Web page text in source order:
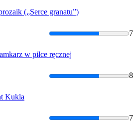
(„Serce granatu”)
7
w piłce ręcznej
8
Kukla
7